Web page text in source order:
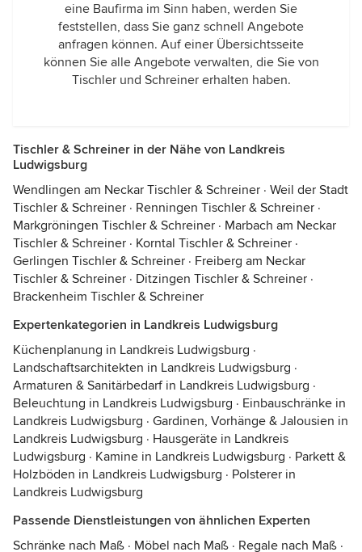
eine Baufirma im Sinn haben, werden Sie
feststellen, dass Sie ganz schnell Angebote
anfragen können. Auf einer Übersichtsseite
können Sie alle Angebote verwalten, die Sie von
Tischler und Schreiner erhalten haben.
Tischler & Schreiner in der Nähe von Landkreis
Ludwigsburg
Wendlingen am Neckar Tischler & Schreiner · Weil der Stadt
Tischler & Schreiner · Renningen Tischler & Schreiner ·
Markgröningen Tischler & Schreiner · Marbach am Neckar
Tischler & Schreiner · Korntal Tischler & Schreiner ·
Gerlingen Tischler & Schreiner · Freiberg am Neckar
Tischler & Schreiner · Ditzingen Tischler & Schreiner ·
Brackenheim Tischler & Schreiner
Expertenkategorien in Landkreis Ludwigsburg
Küchenplanung in Landkreis Ludwigsburg ·
Landschaftsarchitekten in Landkreis Ludwigsburg ·
Armaturen & Sanitärbedarf in Landkreis Ludwigsburg ·
Beleuchtung in Landkreis Ludwigsburg · Einbauschränke in
Landkreis Ludwigsburg · Gardinen, Vorhänge & Jalousien in
Landkreis Ludwigsburg · Hausgeräte in Landkreis
Ludwigsburg · Kamine in Landkreis Ludwigsburg · Parkett &
Holzböden in Landkreis Ludwigsburg · Polsterer in
Landkreis Ludwigsburg
Passende Dienstleistungen von ähnlichen Experten
Schränke nach Maß · Möbel nach Maß · Regale nach Maß ·